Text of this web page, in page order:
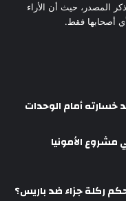
المصدر، حيث أن الأراء
أصحابها فقط.
خسارته أمام الوحدات
مشروع الأمونيا
ركلة جزاء ضد باريس؟